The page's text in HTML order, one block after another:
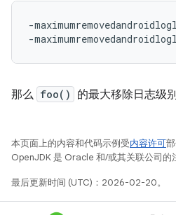
-
那么 foo() 的最大移除日志级
本页面上的内容和代码示例受内容许可
OpenJDK 是 Oracle 和/或其关联公司的
最后更新时间 (UTC)：2026-02-20。